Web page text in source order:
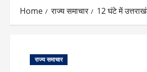
Home राज्य समाचार 12 घंटे में
राज्य समाचार